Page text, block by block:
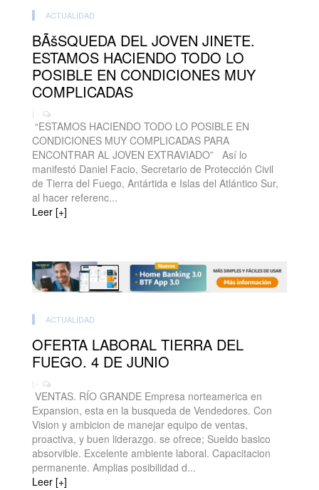
ACTUALIDAD
BÃšSQUEDA DEL JOVEN JINETE.
ESTAMOS HACIENDO TODO LO
POSIBLE EN CONDICIONES MUY
COMPLICADAS
| -
“ESTAMOS HACIENDO TODO LO POSIBLE EN
CONDICIONES MUY COMPLICADAS PARA
ENCONTRAR AL JOVEN EXTRAVIADO” Así lo
manifestó Daniel Facio, Secretario de Protección Civil
de Tierra del Fuego, Antártida e Islas del Atlántico Sur,
al hacer referenc...
Leer [+]
ACTUALIDAD
OFERTA LABORAL TIERRA DEL
FUEGO. 4 DE JUNIO
| -
VENTAS. RÍO GRANDE Empresa norteamerica en
Expansion, esta en la busqueda de Vendedores. Con
Vision y ambicion de manejar equipo de ventas,
proactiva, y buen liderazgo. se ofrece; Sueldo basico
absorvible. Excelente ambiente laboral. Capacitacion
permanente. Amplias posibilidad d...
Leer [+]